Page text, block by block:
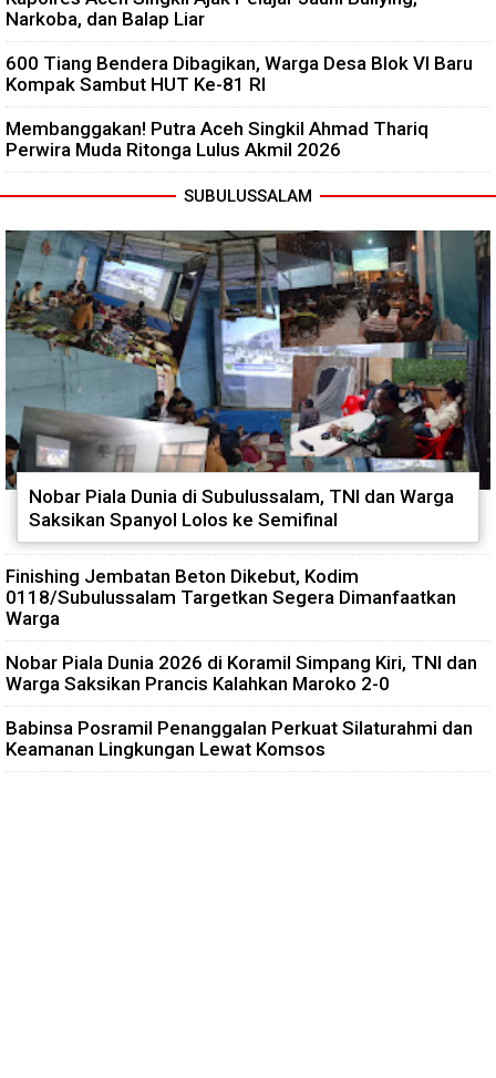
Narkoba, dan Balap Liar
600 Tiang Bendera Dibagikan, Warga Desa Blok VI Baru
Kompak Sambut HUT Ke-81 RI
Membanggakan! Putra Aceh Singkil Ahmad Thariq
Perwira Muda Ritonga Lulus Akmil 2026
SUBULUSSALAM
Nobar Piala Dunia di Subulussalam, TNI dan Warga
Saksikan Spanyol Lolos ke Semifinal
Finishing Jembatan Beton Dikebut, Kodim
0118/Subulussalam Targetkan Segera Dimanfaatkan
Warga
Nobar Piala Dunia 2026 di Koramil Simpang Kiri, TNI dan
Warga Saksikan Prancis Kalahkan Maroko 2-0
Babinsa Posramil Penanggalan Perkuat Silaturahmi dan
Keamanan Lingkungan Lewat Komsos